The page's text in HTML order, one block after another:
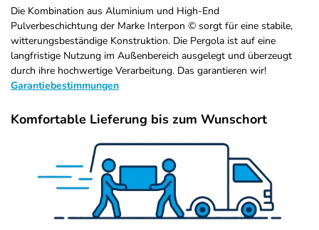
Die Kombination aus Aluminium und High-End
Pulverbeschichtung der Marke Interpon © sorgt für eine stabile,
witterungsbeständige Konstruktion. Die Pergola ist auf eine
langfristige Nutzung im Außenbereich ausgelegt und überzeugt
durch ihre hochwertige Verarbeitung. Das garantieren wir!
Garantiebestimmungen
Komfortable Lieferung bis zum Wunschort